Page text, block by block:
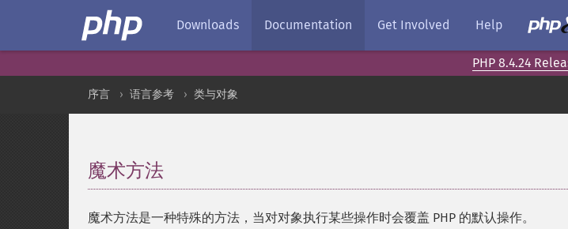
Downloads Documentation Get Involved Help
PHP 8.4.24
序言 语言参考 类与对象
魔术方法
魔术方法是一种特殊的方法，当对对象执行某些操作时会覆盖 PHP 的默认操作。